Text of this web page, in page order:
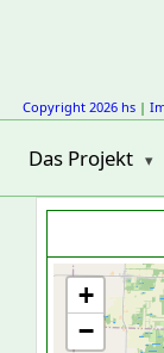
Copyright 2026 hs |
Das Projekt
+
−